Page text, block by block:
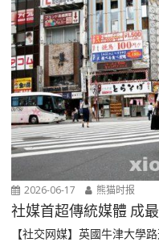
2026-06-17 熊猫时报
社媒首超傳統媒體 成
【社交网媒】英國牛津大學